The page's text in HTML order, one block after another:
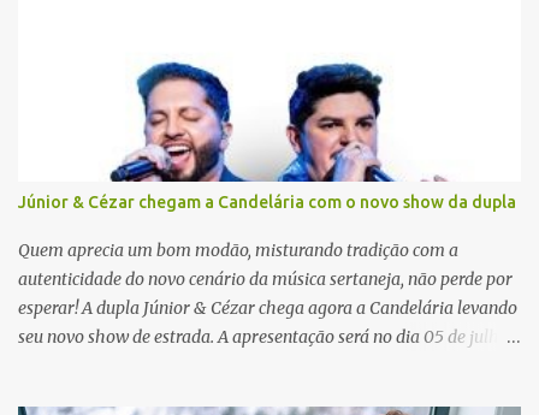
Júnior & Cézar chegam a Candelária com o novo show da dupla
Quem aprecia um bom modão, misturando tradição com a
autenticidade do novo cenário da música sertaneja, não perde por
esperar! A dupla Júnior & Cézar chega agora a Candelária levando
seu novo show de estrada. A apresentação será no dia 05 de julho